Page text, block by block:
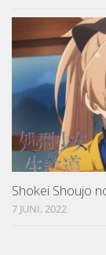
Shokei Shoujo
7 JUNI, 2022